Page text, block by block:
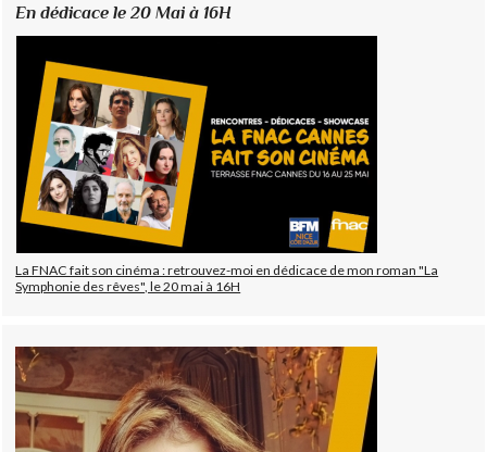
En dédicace le 20 Mai à 16H
La FNAC fait son cinéma : retrouvez-moi en dédicace de mon roman "La
Symphonie des rêves", le 20 mai à 16H